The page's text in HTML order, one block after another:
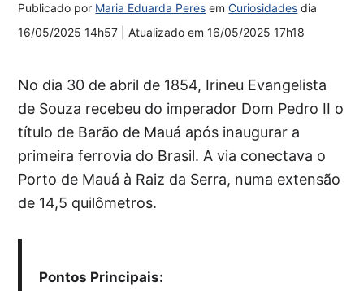
Publicado por Maria Eduarda Peres emCuriosidades dia
16/05/2025 14h57
| Atualizado em16/05/2025 17h18
No dia 30 de abril de 1854, Irineu Evangelista
de Souza recebeu do imperador Dom Pedro II o
título de Barão de Mauá após inaugurar a
primeira ferrovia do Brasil. A via conectava o
Porto de Mauá à Raiz da Serra, numa extensão
de 14,5 quilômetros.
Pontos Principais: